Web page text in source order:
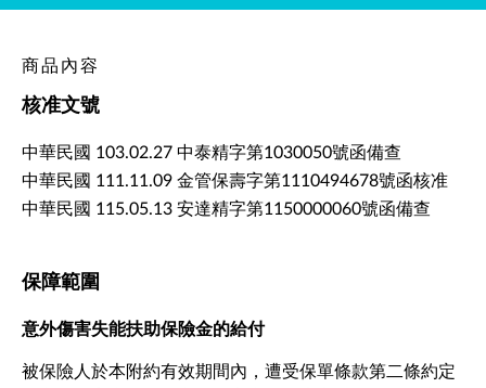
商品內容
核准文號
中華民國 103.02.27 中泰精字第1030050號函備查
中華民國 111.11.09 金管保壽字第1110494678號函核准
中華民國 115.05.13 安達精字第1150000060號函備查
保障範圍
意外傷害失能扶助保險金的給付
被保險人於本附約有效期間內，遭受保單條款第二條約定